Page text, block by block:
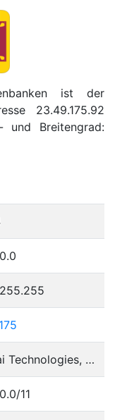
ist der
23.49.175.92
und Breitengrad:
Akamai Technologies, Inc.
11